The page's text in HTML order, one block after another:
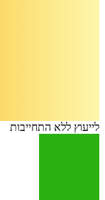
לייעוץ ללא התחייבות